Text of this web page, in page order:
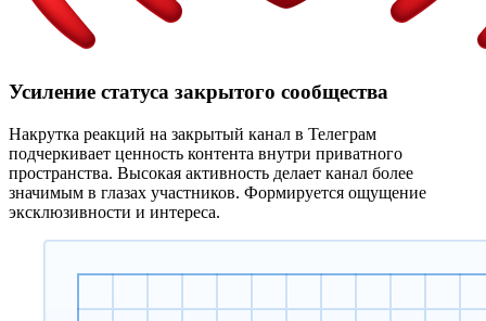
Усиление статуса закрытого сообщества
Накрутка реакций на закрытый канал в Телеграм
подчеркивает ценность контента внутри приватного
пространства. Высокая активность делает канал более
значимым в глазах участников. Формируется ощущение
эксклюзивности и интереса.